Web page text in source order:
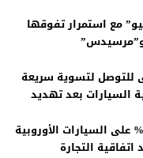
مع استمرار تفوقها
للتوصل لتسوية سريعة
السيارات بعد تهديد
أمريكا تلوح برسوم 25% على السيارات الأوروبية
اتفاقية التجارة